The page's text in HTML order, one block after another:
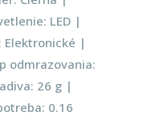
LED |
Elektronické |
odmrazovania:
26 g |
0.16